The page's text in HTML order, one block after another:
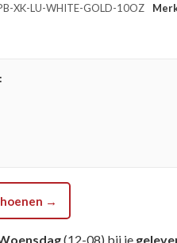
XK-LU-WHITE-GOLD-10OZ
→
(12-08) bij je